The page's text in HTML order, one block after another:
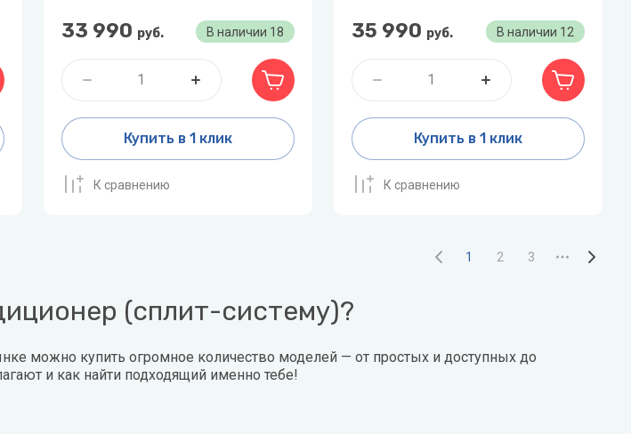
В наличии 18
33 990 руб.
Купить в 1 клик
К сравнению
В наличии 12
35 990 руб.
Купить в 1 клик
К сравнению
1 2 3
(сплит-систему)?
можно купить огромное количество моделей — от простых и доступных до
и как найти подходящий именно тебе!